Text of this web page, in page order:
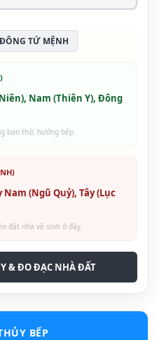
ĐÔNG TỨ MỆNH
Nam (Thiên Y), Đông
ban thờ, hướng bếp.
(Ngũ Quỷ), Tây (Lục
đặt nhà vệ sinh ở đây.
& ĐO ĐẠC NHÀ ĐẤT
BẾP